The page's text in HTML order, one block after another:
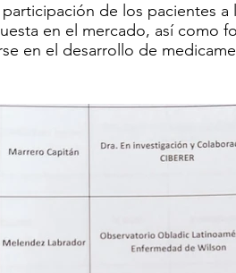
de los pacientes a
en el mercado, así como
en el desarrollo de